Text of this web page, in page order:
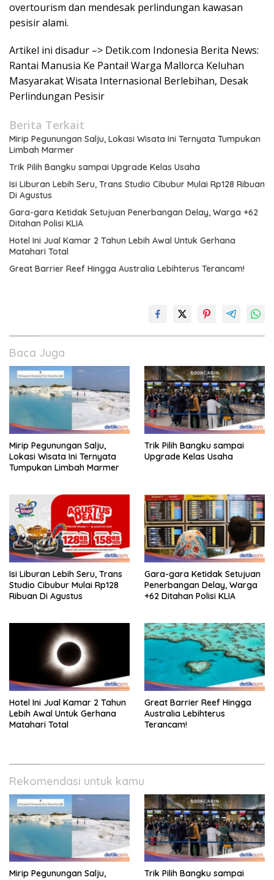
overtourism dan mendesak perlindungan kawasan
pesisir alami.
Artikel ini disadur –> Detik.com Indonesia Berita News:
Rantai Manusia Ke Pantai! Warga Mallorca Keluhan
Masyarakat Wisata Internasional Berlebihan, Desak
Perlindungan Pesisir
Berita Terkait
Mirip Pegunungan Salju, Lokasi Wisata Ini Ternyata Tumpukan
Limbah Marmer
Trik Pilih Bangku sampai Upgrade Kelas Usaha
Isi Liburan Lebih Seru, Trans Studio Cibubur Mulai Rp128 Ribuan
Di Agustus
Gara-gara Ketidak Setujuan Penerbangan Delay, Warga +62
Ditahan Polisi KLIA
Hotel Ini Jual Kamar 2 Tahun Lebih Awal Untuk Gerhana
Matahari Total
Great Barrier Reef Hingga Australia Lebihterus Terancam!
Baca Juga
Mirip Pegunungan Salju,
Lokasi Wisata Ini Ternyata
Tumpukan Limbah Marmer
Trik Pilih Bangku sampai
Upgrade Kelas Usaha
Isi Liburan Lebih Seru, Trans
Studio Cibubur Mulai Rp128
Ribuan Di Agustus
Gara-gara Ketidak Setujuan
Penerbangan Delay, Warga
+62 Ditahan Polisi KLIA
Hotel Ini Jual Kamar 2 Tahun
Lebih Awal Untuk Gerhana
Matahari Total
Great Barrier Reef Hingga
Australia Lebihterus
Terancam!
Rekomendasi untuk kamu
Mirip Pegunungan Salju,
Trik Pilih Bangku sampai